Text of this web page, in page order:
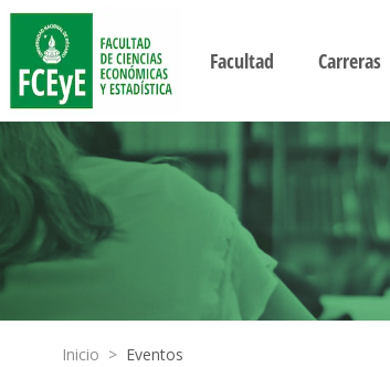
Facultad Carreras
Inicio > Eventos